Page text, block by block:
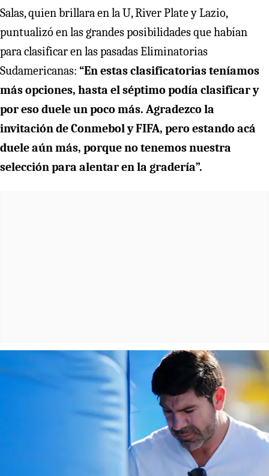
Salas, quien brillara en la U, River Plate y Lazio,
puntualizó en las grandes posibilidades que habían
para clasificar en las pasadas Eliminatorias
Sudamericanas: “En estas clasificatorias teníamos
más opciones, hasta el séptimo podía clasificar y
por eso duele un poco más. Agradezco la
invitación de Conmebol y FIFA, pero estando acá
duele aún más, porque no tenemos nuestra
selección para alentar en la gradería”.